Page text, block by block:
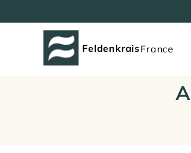
FeldenkraisFrance